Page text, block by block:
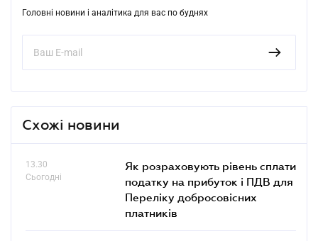
Головні новини і аналітика для вас по буднях
Схожі новини
13.30
Сьогодні
Як розраховують рівень сплати
податку на прибуток і ПДВ для
Переліку добросовісних
платників